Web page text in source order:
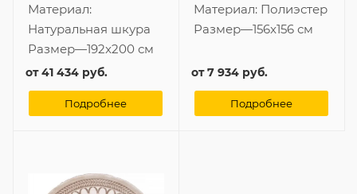
Материал:
Натуральная шкура
Размер—192x200 см
от41 434 руб.
Подробнее
Материал: Полиэстер
Размер—156x156 см
от7 934 руб.
Подробнее